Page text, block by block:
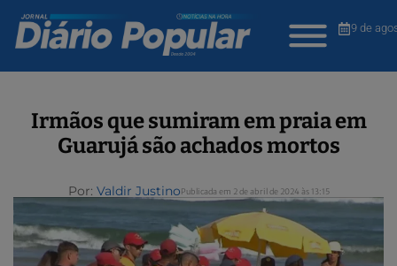
9 de
Irmãos que sumiram em praia em
Guarujá são achados mortos
Por: Valdir JustinoPublicada em 2 de abril de 2024 às 13:15